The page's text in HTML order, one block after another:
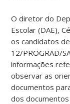
O diretor do
Escolar (DAE),
os candidatos
12/PROGRAD/
informações
observar as
documentos
dos